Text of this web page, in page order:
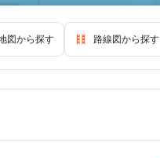
図から探す 路線図から探す